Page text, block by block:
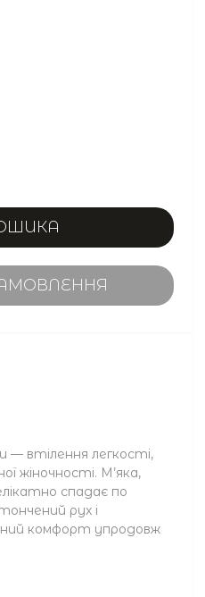
— втілення легкості,
жіночності. М’яка,
спадає по
рух і
комфорт упродовж